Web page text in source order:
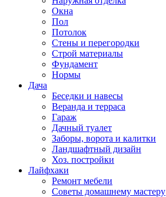
Окна
Пол
Потолок
Стены и перегородки
Строй материалы
Фундамент
Нормы
Дача
Беседки и навесы
Веранда и терраса
Гараж
Дачный туалет
Заборы, ворота и калитки
Ландшафтный дизайн
Хоз. постройки
Лайфхаки
Ремонт мебели
Советы домашнему мастеру